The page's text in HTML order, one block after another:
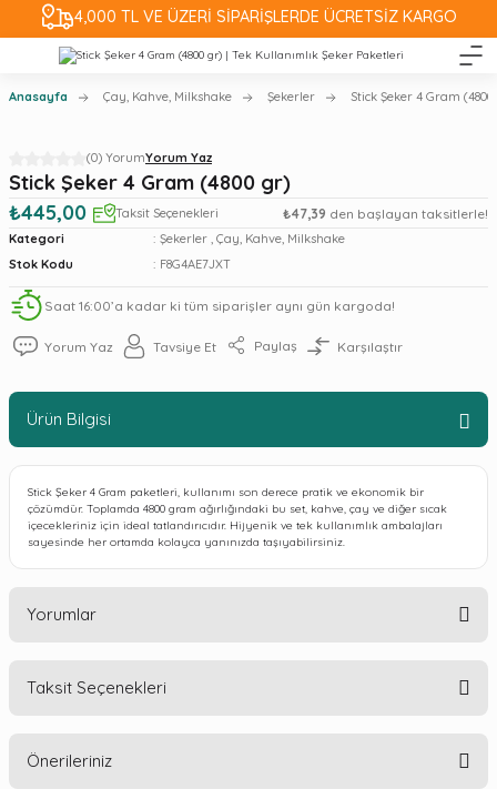
4,000 TL VE ÜZERİ SİPARİŞLERDE ÜCRETSİZ KARGO
Anasayfa Çay, Kahve, Milkshake Şekerler Stick Şeker 4 Gram
(0) YorumYorum Yaz
Stick Şeker 4 Gram (4800 gr)
₺445,00
Taksit Seçenekleri ₺47,39 den başlayan taksitlerle!
Kategori Şekerler , Çay, Kahve, Milkshake
Stok Kodu
F8G4AE7JXT
Saat 16:00’a kadar ki tüm siparişler aynı gün kargoda!
Yorum Yaz Tavsiye Et Paylaş Karşılaştır
Ürün Bilgisi
Stick Şeker 4 Gram paketleri, kullanımı son derece pratik ve ekonomik bir
çözümdür. Toplamda 4800 gram ağırlığındaki bu set, kahve, çay ve diğer sıcak
içecekleriniz için ideal tatlandırıcıdır. Hijyenik ve tek kullanımlık ambalajları
sayesinde her ortamda kolayca yanınızda taşıyabilirsiniz.
Yorumlar
Taksit Seçenekleri
Önerileriniz